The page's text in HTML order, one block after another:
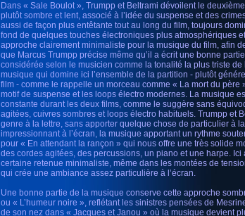
Dans « Sale Boulot », Trumpp et Beltrami dévoilent le
plutôt sombre et lent, associé à l’idée du suspense et des
aussi de façon plus entêtante tout au long du film, toujours
fond de quelques touches électroniques plus atmosphériques
approche clairement minimaliste pour la musique du film, afin
que Marcus Trumpp précise même qu’il a écrit une bonne
considérée selon le musicien comme la tonalité la plus triste de
musique qui domine ici l’ensemble de la partition - plutôt
film - comme le rappelle un morceau comme « La mort du
motif de suspense et les loops électro modernes. La musique
constante durant les deux films, comme le suggère sans
agitées, cuivres sombres et loops électro habituels. Trumpp et
genre à la lettre, sans apporter quelque chose de particulier à
impressionnant à l’écran, la musique apportant un rythme
pour « En attendant la rançon » qui nous offre une très solide
des cordes agitées, des percussions, un piano et une harpe.
certaine retenue minimaliste, même dans les montées de
qui crée une ambiance assez particulière à l’écran.
Une bonne partie de la musique conserve cette approche
ou « L’humeur noire », reflétant les sinistres pensées de
de son nez dans « Jacques et Janou » où la musique devient